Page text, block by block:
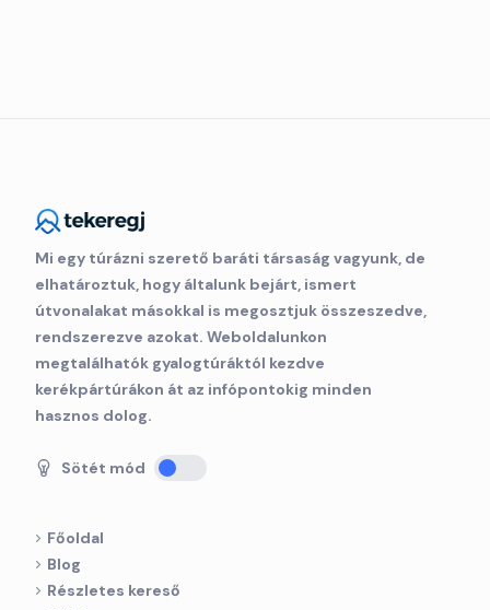
Mi egy túrázni szerető baráti társaság vagyunk, de
elhatároztuk, hogy általunk bejárt, ismert
útvonalakat másokkal is megosztjuk összeszedve,
rendszerezve azokat. Weboldalunkon
megtalálhatók gyalogtúráktól kezdve
kerékpártúrákon át az infópontokig minden
hasznos dolog.
Sötét mód
Főoldal
Blog
Részletes kereső